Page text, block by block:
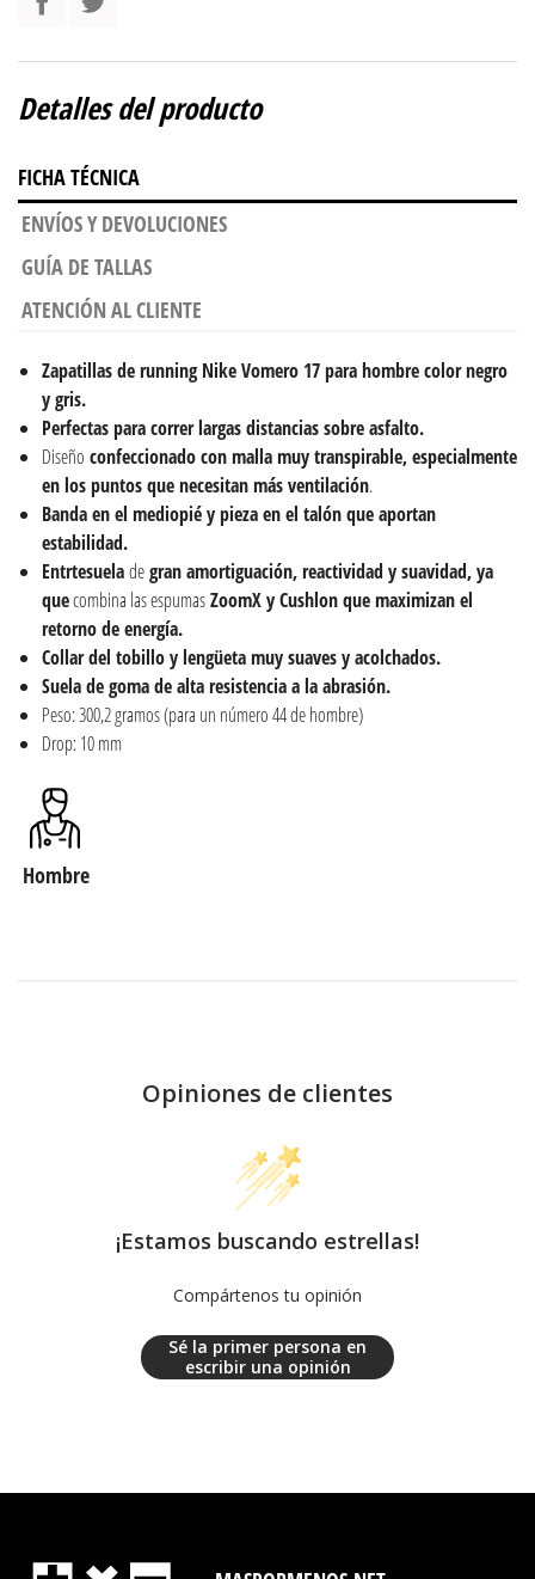
Detalles del producto
FICHA TÉCNICA
ENVÍOS Y DEVOLUCIONES
GUÍA DE TALLAS
ATENCIÓN AL CLIENTE
Zapatillas de running Nike Vomero 17 para hombre color negro
y gris.
Perfectas para correr largas distancias sobre asfalto.
Diseño confeccionado con malla muy transpirable, especialmente
en los puntos que necesitan más ventilación.
Banda en el mediopié y pieza en el talón que aportan
estabilidad.
Entrtesueladegran amortiguación, reactividad y suavidad, ya
quecombina las espumasZoomX y Cushlon que maximizan el
retorno de energía.
Collar del tobillo y lengüeta muy suaves y acolchados.
Suelade goma de alta resistencia a la abrasión.
Peso: 300,2 gramos (para un número 44 de hombre)
Drop: 10 mm
Hombre
Opiniones de clientes
¡Estamos buscando estrellas!
Compártenos tu opinión
Sé la primer persona en
escribir una opinión